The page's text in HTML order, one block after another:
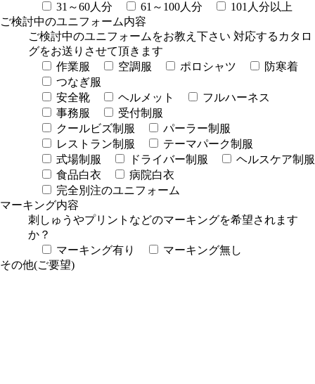
31～60人分
61～100人分
101人分以上
ご検討中のユニフォーム内容
ご検討中のユニフォームをお教え下さい 対応するカタロ
グをお送りさせて頂きます
作業服
空調服 ポロシャツ
防寒着
つなぎ服
安全靴
ヘルメット
フルハーネス
事務服
受付制服
クールビズ制服
パーラー制服
レストラン制服
テーマパーク制服
式場制服
ドライバー制服
ヘルスケア制服
食品白衣
病院白衣
完全別注のユニフォーム
マーキング内容
刺しゅうやプリントなどのマーキングを希望されます
か？
マーキング有り
マーキング無し
その他(ご要望)